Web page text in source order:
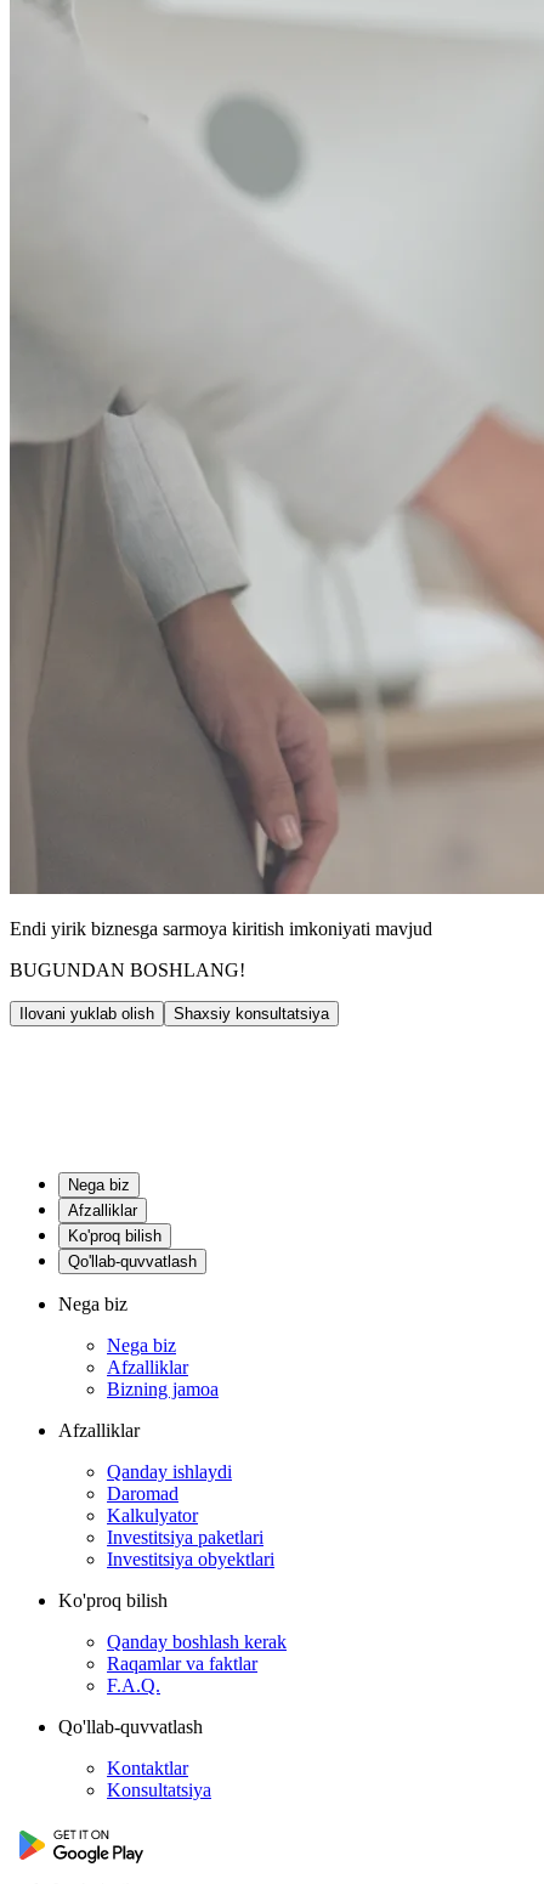
Endi yirik biznesga sarmoya kiritish imkoniyati mavjud
BUGUNDAN BOSHLANG!
Ilovani yuklab olish Shaxsiy konsultatsiya
Nega biz
Afzalliklar
Ko'proq bilish
Qo'llab-quvvatlash
Nega biz
Nega biz
Afzalliklar
Bizning jamoa
Afzalliklar
Qanday ishlaydi
Daromad
Kalkulyator
Investitsiya paketlari
Investitsiya obyektlari
Ko'proq bilish
Qanday boshlash kerak
Raqamlar va faktlar
F.A.Q.
Qo'llab-quvvatlash
Kontaktlar
Konsultatsiya